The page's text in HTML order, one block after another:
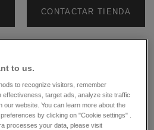
CONTACTAR TIENDA
10:00
10:00 -
10:00-20:00
10:00
to us.
to recognize visitors, remember
target ads, analyze site traffic
our website. You can learn more about the
by clicking on "Cookie settings" .
processes your data, please visit